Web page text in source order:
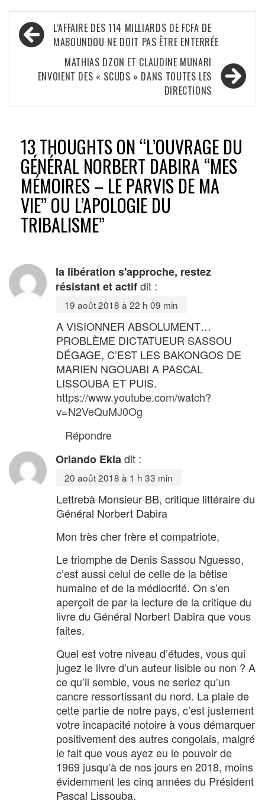
Navigation
de
l’article
L’AFFAIRE DES 114 MILLIARDS DE FCFA DE
MABOUNDOU NE DOIT PAS ÊTRE ENTERRÉE
MATHIAS DZON ET CLAUDINE MUNARI
ENVOIENT DES « SCUDS » DANS TOUTES LES
DIRECTIONS
13 THOUGHTS ON “L’OUVRAGE DU
GÉNÉRAL NORBERT DABIRA ‘‘MES
MÉMOIRES – LE PARVIS DE MA
VIE’’ OU L’APOLOGIE DU
TRIBALISME”
la libération s'approche, restez
résistant et actifdit :
19 août 2018 à 22 h 09 min
A VISIONNER ABSOLUMENT…
PROBLÈME DICTATUEUR SASSOU
DÉGAGE, C’EST LES BAKONGOS DE
MARIEN NGOUABI A PASCAL
LISSOUBA ET PUIS.
https://www.youtube.com/watch?
v=N2VeQuMJ0Og
Répondre
Orlando Ekiadit :
20 août 2018 à 1 h 33 min
Lettrebà Monsieur BB, critique littéraire du
Général Norbert Dabira
Mon très cher frère et compatriote,
Le triomphe de Denis Sassou Nguesso,
c’est aussi celui de celle de la bêtise
humaine et de la médiocrité. On s’en
aperçoit de par la lecture de la critique du
livre du Général Norbert Dabira que vous
faites.
Quel est votre niveau d’études, vous qui
jugez le livre d’un auteur lisible ou non ? A
ce qu’il semble, vous ne seriez qu’un
cancre ressortissant du nord. La plaie de
cette partie de notre pays, c’est justement
votre incapacité notoire à vous démarquer
positivement des autres congolais, malgré
le fait que vous ayez eu le pouvoir de
1969 jusqu’à de nos jours en 2018, moins
évidemment les cinq années du Président
Pascal Lissouba.